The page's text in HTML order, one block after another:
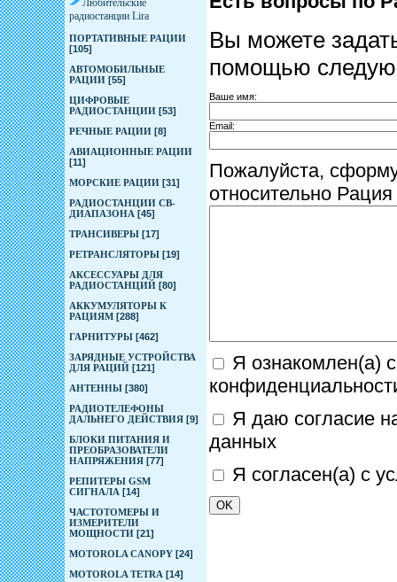
Любительские
радиостанции Lira
ПОРТАТИВНЫЕ РАЦИИ
[105]
АВТОМОБИЛЬНЫЕ
РАЦИИ [55]
ЦИФРОВЫЕ
РАДИОСТАНЦИИ [53]
РЕЧНЫЕ РАЦИИ [8]
АВИАЦИОННЫЕ РАЦИИ
[11]
МОРСКИЕ РАЦИИ [31]
РАДИОСТАНЦИИ CB-
ДИАПАЗОНА [45]
ТРАНСИВЕРЫ [17]
РЕТРАНСЛЯТОРЫ [19]
АКСЕССУАРЫ ДЛЯ
РАДИОСТАНЦИЙ [80]
АККУМУЛЯТОРЫ К
РАЦИЯМ [288]
ГАРНИТУРЫ [462]
ЗАРЯДНЫЕ УСТРОЙСТВА
ДЛЯ РАЦИЙ [121]
АНТЕННЫ [380]
РАДИОТЕЛЕФОНЫ
ДАЛЬНЕГО ДЕЙСТВИЯ [9]
БЛОКИ ПИТАНИЯ И
ПРЕОБРАЗОВАТЕЛИ
НАПРЯЖЕНИЯ [77]
РЕПИТЕРЫ GSM
СИГНАЛА [14]
ЧАСТОТОМЕРЫ И
ИЗМЕРИТЕЛИ
МОЩНОСТИ [21]
MOTOROLA CANOPY [24]
MOTOROLA TETRA [14]
Вы можете
помощью
Ваше имя:
Email:
Пожалуйста,
относительно
Я ознакомлен(а)
Я даю согласие
данных
Я согласен(а) с